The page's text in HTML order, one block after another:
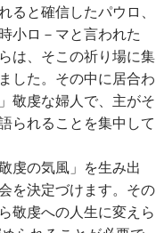
ると確信したパウロ、
小ロ－マと言われた
は、そこの祈り場に集
した。その中に居合わ
敬虔な婦人で、主がそ
られることを集中して
虔の気風」を生み出
を決定づけます。その
敬虔への人生に変えら